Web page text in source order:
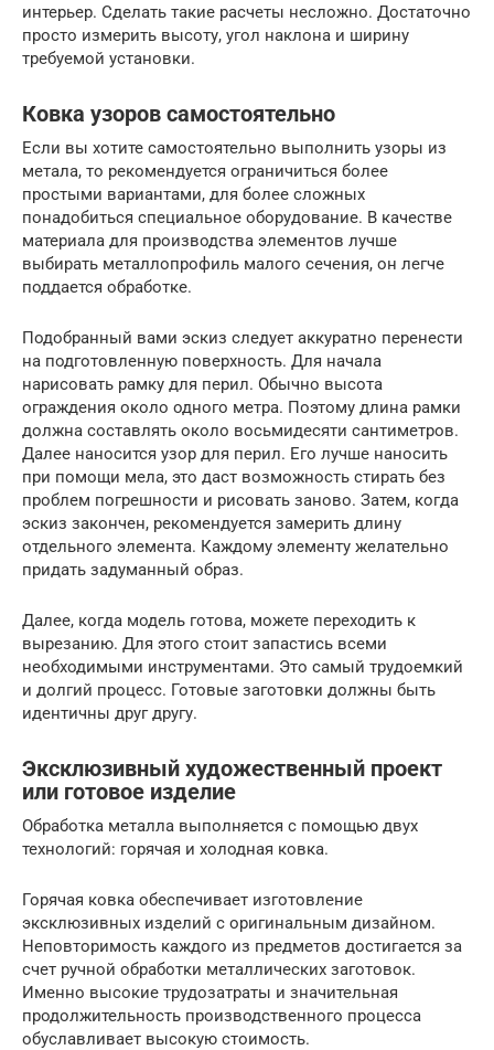
интерьер. Сделать такие расчеты несложно. Достаточно
просто измерить высоту, угол наклона и ширину
требуемой установки.
Ковка узоров самостоятельно
Если вы хотите самостоятельно выполнить узоры из
метала, то рекомендуется ограничиться более
простыми вариантами, для более сложных
понадобиться специальное оборудование. В качестве
материала для производства элементов лучше
выбирать металлопрофиль малого сечения, он легче
поддается обработке.
Подобранный вами эскиз следует аккуратно перенести
на подготовленную поверхность. Для начала
нарисовать рамку для перил. Обычно высота
ограждения около одного метра. Поэтому длина рамки
должна составлять около восьмидесяти сантиметров.
Далее наносится узор для перил. Его лучше наносить
при помощи мела, это даст возможность стирать без
проблем погрешности и рисовать заново. Затем, когда
эскиз закончен, рекомендуется замерить длину
отдельного элемента. Каждому элементу желательно
придать задуманный образ.
Далее, когда модель готова, можете переходить к
вырезанию. Для этого стоит запастись всеми
необходимыми инструментами. Это самый трудоемкий
и долгий процесс. Готовые заготовки должны быть
идентичны друг другу.
Эксклюзивный художественный проект
или готовое изделие
Обработка металла выполняется с помощью двух
технологий: горячая и холодная ковка.
Горячая ковка обеспечивает изготовление
эксклюзивных изделий с оригинальным дизайном.
Неповторимость каждого из предметов достигается за
счет ручной обработки металлических заготовок.
Именно высокие трудозатраты и значительная
продолжительность производственного процесса
обуславливает высокую стоимость.